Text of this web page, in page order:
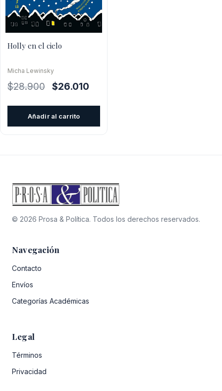
Holly en el cielo
Micha Lewinsky
$28.900
El
$26.010
Añadir al carrito
© 2026 Prosa & Política. Todos los derechos reservados.
Navegación
Contacto
Envíos
Categorías Académicas
Legal
Términos
Privacidad